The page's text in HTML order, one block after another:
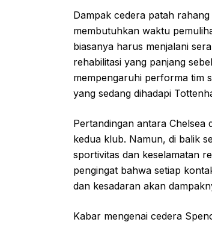
Dampak cedera patah
membutuhkan waktu
biasanya harus menjalani
rehabilitasi yang panjang
mempengaruhi performa tim
yang sedang dihadapi
Pertandingan antara Chelsea
kedua klub. Namun, di balik
sportivitas dan keselamatan
pengingat bahwa setiap
dan kesadaran akan
Kabar mengenai cedera